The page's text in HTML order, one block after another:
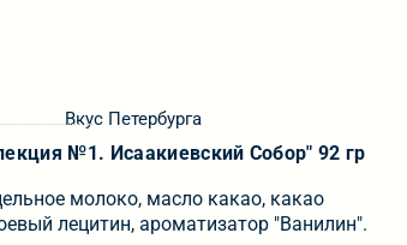
Вкус Петербурга
№1. Исаакиевский Собор" 92 гр
молоко, масло какао, какао
лецитин, ароматизатор "Ванилин".